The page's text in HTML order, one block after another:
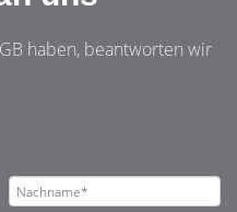
haben, beantworten wir